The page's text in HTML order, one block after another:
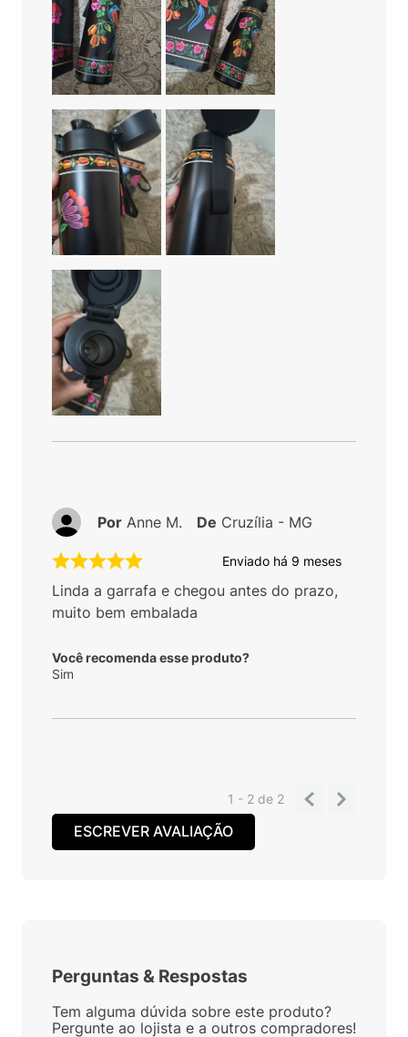
Enviado há 9 meses
Linda a garrafa e chegou antes do prazo,
muito bem embalada
Você recomenda esse produto?
Sim
Por Anne M. De Cruzília - MG
1 - 2de 2
ESCREVER AVALIAÇÃO
Perguntas & Respostas
Tem alguma dúvida sobre este produto?
Pergunte ao lojista e a outros compradores!